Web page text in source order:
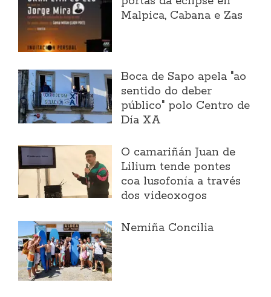
Malpica, Cabana e Zas
Boca de Sapo apela "ao
sentido do deber
público" polo Centro de
Día XA
O camariñán Juan de
Lilium tende pontes
coa lusofonía a través
dos videoxogos
Nemiña Concilia